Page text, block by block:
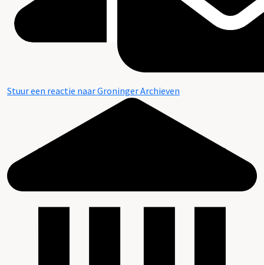
Stuur een reactie naar Groninger Archieven